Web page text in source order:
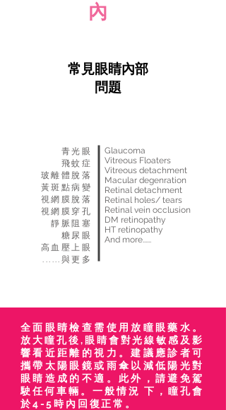
內
常見眼睛內部
問題
Glaucoma
Vitreous Floaters
Vitreous detachment
Macular degenration
Retinal detachment
Retinal holes/ tears
Retinal vein occlusion
DM retinopathy
HT retinopathy
And more......
青光眼
飛蚊症
玻離體脫落
黃斑點病變
視網膜脫落
視網膜穿孔
靜脈阻塞
糖尿眼
高血壓上眼
​......與更多
全面眼睛檢查需使用放瞳眼藥水。
放大瞳孔後,眼睛會對光線敏感及影
響看近距離的視力。建議應診者可
攜帶太陽眼鏡或雨傘以減低陽光對
眼睛造成的不適。此外，請避免駕
駛任何車輛。一般情況 下，瞳孔會
於4-5時內回復正常。